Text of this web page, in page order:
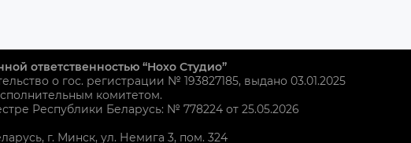
ответственностью “Нохо Студио”
о гос. регистрации № 193827185, выдано 03.01.2025
комитетом.
Республики Беларусь: № 778224 от 25.05.2026
г. Минск, ул. Немига 3, пом. 324